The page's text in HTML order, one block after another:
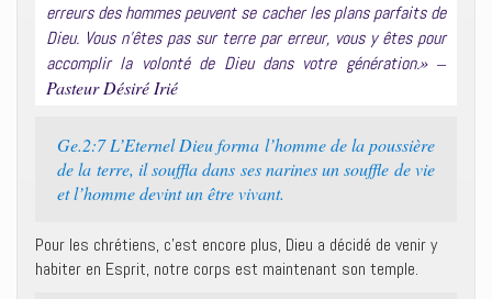
erreurs des hommes peuvent se cacher les plans parfaits de
Dieu. Vous n’êtes pas sur terre par erreur, vous y êtes pour
accomplir la volonté de Dieu dans votre génération.» –
Pasteur Désiré Irié
Ge.2:7 L’Eternel Dieu forma l’homme de la poussière
de la terre, il souffla dans ses narines un souffle de vie
et l’homme devint un être vivant.
Pour les chrétiens, c’est encore plus, Dieu a décidé de venir y
habiter en Esprit, notre corps est maintenant son temple.